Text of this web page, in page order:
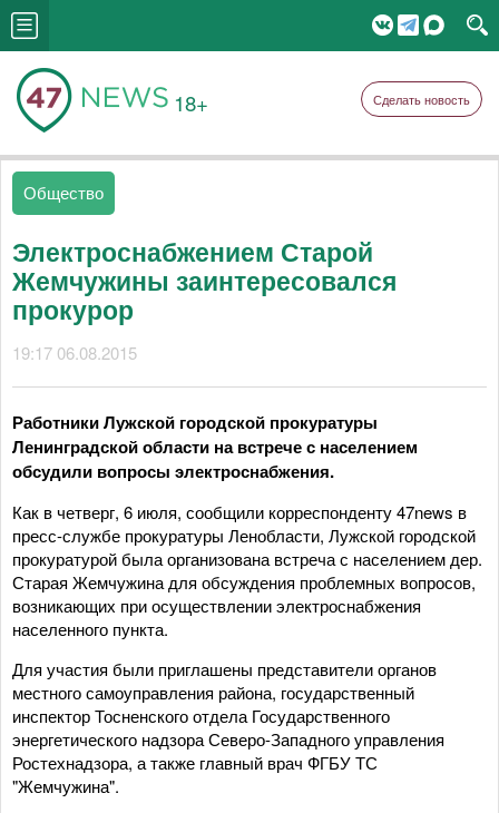
18+ Сделать новость
Общество
Электроснабжением Старой
Жемчужины заинтересовался
прокурор
19:17 06.08.2015
Работники Лужской городской прокуратуры
Ленинградской области на встрече с населением
обсудили вопросы электроснабжения.
Как в четверг, 6 июля, сообщили корреспонденту 47news в
пресс-службе прокуратуры Ленобласти, Лужской городской
прокуратурой была организована встреча с населением дер.
Старая Жемчужина для обсуждения проблемных вопросов,
возникающих при осуществлении электроснабжения
населенного пункта.
Для участия были приглашены представители органов
местного самоуправления района, государственный
инспектор Тосненского отдела Государственного
энергетического надзора Северо-Западного управления
Ростехнадзора, а также главный врач ФГБУ ТС
"Жемчужина".